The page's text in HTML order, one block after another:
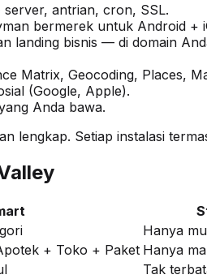
antrian, cron, SSL.
bermerek untuk Android +
landing bisnis — di domain
Matrix, Geocoding, Places,
(Google, Apple).
Anda bawa.
lengkap. Setiap instalasi
Hanya
+ Toko + Paket Hanya
Tak